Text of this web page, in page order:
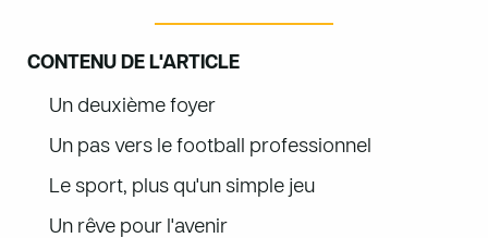
CONTENU DE L'ARTICLE
Un deuxième foyer
Un pas vers le football professionnel
Le sport, plus qu'un simple jeu
Un rêve pour l'avenir